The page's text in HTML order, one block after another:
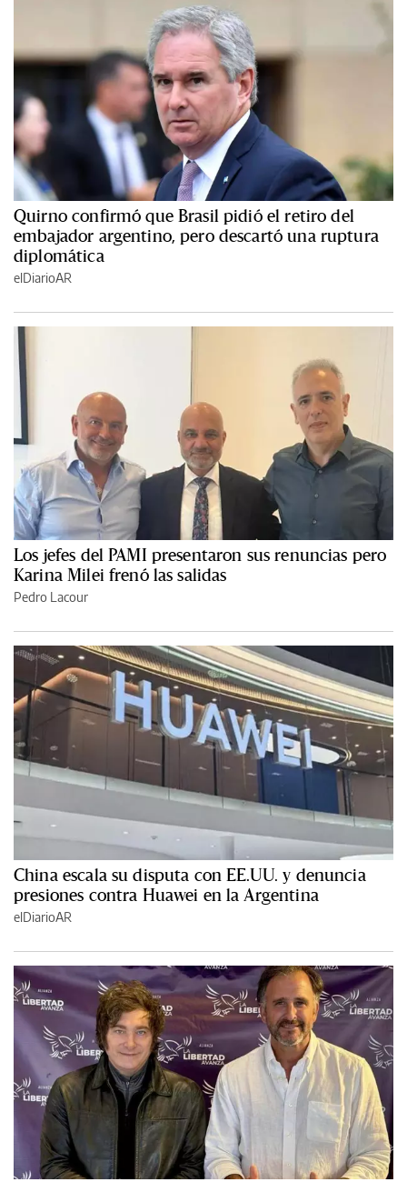
Quirno confirmó que Brasil pidió el retiro del
embajador argentino, pero descartó una ruptura
diplomática
elDiarioAR
Los jefes del PAMI presentaron sus renuncias pero
Karina Milei frenó las salidas
Pedro Lacour
China escala su disputa con EE.UU. y denuncia
presiones contra Huawei en la Argentina
elDiarioAR